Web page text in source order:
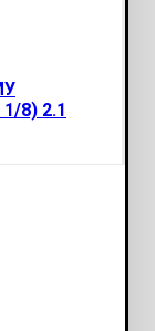
8) 2.1